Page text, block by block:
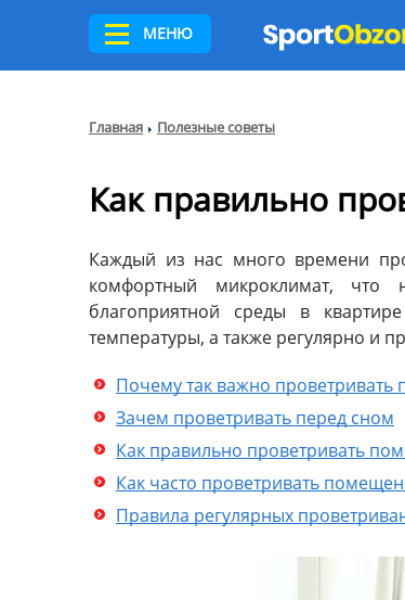
МЕНЮ
Главная Полезные советы
Как правильно
Каждый из нас много времени
комфортный микроклимат, что
благоприятной среды в
температуры, а также регулярно и
Почему так важно проветривать
Зачем проветривать перед сном
Как правильно проветривать
Как часто проветривать
Правила регулярных